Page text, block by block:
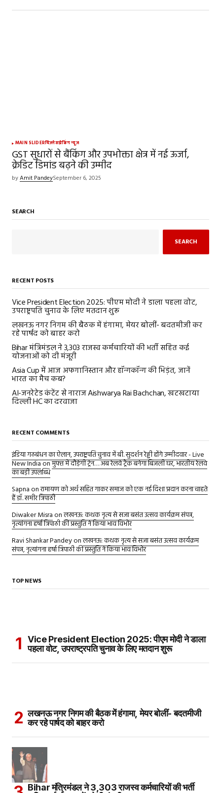
MAIN SLIDERबिज़नेसब्रेकिंग न्यूज़
GST सुधारों से बैंकिंग और उपभोक्ता क्षेत्र में नई ऊर्जा,
क्रेडिट डिमांड बढ़ने की उम्मीद
byAmit PandeySeptember 6, 2025
SEARCH
SEARCH
RECENT POSTS
Vice President Election 2025: पीएम मोदी ने डाला पहला वोट,
उपराष्ट्रपति चुनाव के लिए मतदान शुरू
लखनऊ नगर निगम की बैठक में हंगामा, मेयर बोलीं- बदतमीजी कर
रहे पार्षद को बाहर करो
Bihar मंत्रिमंडल ने 3,303 राजस्व कर्मचारियों की भर्ती सहित कई
योजनाओं को दी मंजूरी
Asia Cup में आज अफगानिस्तान और हॉन्गकॉन्ग की भिड़ंत, जानें
भारत का मैच कब?
AI-जनरेटेड कंटेंट से नाराज Aishwarya Rai Bachchan, खटखटाया
दिल्ली HC का दरवाजा
RECENT COMMENTS
इंडिया गठबंधन का ऐलान, उपराष्ट्रपति चुनाव में बी. सुदर्शन रेड्डी होंगे उम्मीदवार - Live
New Indiaonमुफ्त में दौड़ेगी ट्रेन… अब रेलवे ट्रैक बनेगा बिजली घर, भारतीय रेलवे
का बड़ी उपलब्धि
Sapnaonरामायण को अर्थ सहित गाकर समाज को एक नई दिशा प्रदान करना चाहते
हैं डॉ. समीर त्रिपाठी
Diwaker Misraonलखनऊ: कथक नृत्य से सजा बसंत उत्सव कार्यक्रम संपन्न,
नृत्यांगना हर्षा त्रिपाठी की प्रस्तुति ने किया भाव विभोर
Ravi Shankar Pandeyonलखनऊ: कथक नृत्य से सजा बसंत उत्सव कार्यक्रम
संपन्न, नृत्यांगना हर्षा त्रिपाठी की प्रस्तुति ने किया भाव विभोर
TOP NEWS
Vice President Election 2025: पीएम मोदी ने डाला
पहला वोट, उपराष्ट्रपति चुनाव के लिए मतदान शुरू
लखनऊ नगर निगम की बैठक में हंगामा, मेयर बोलीं- बदतमीजी
कर रहे पार्षद को बाहर करो
Bihar मंत्रिमंडल ने 3,303 राजस्व कर्मचारियों की भर्ती